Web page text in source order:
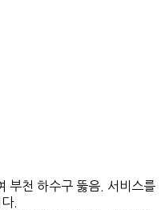
부천 하수구 뚫음. 서비스를
.